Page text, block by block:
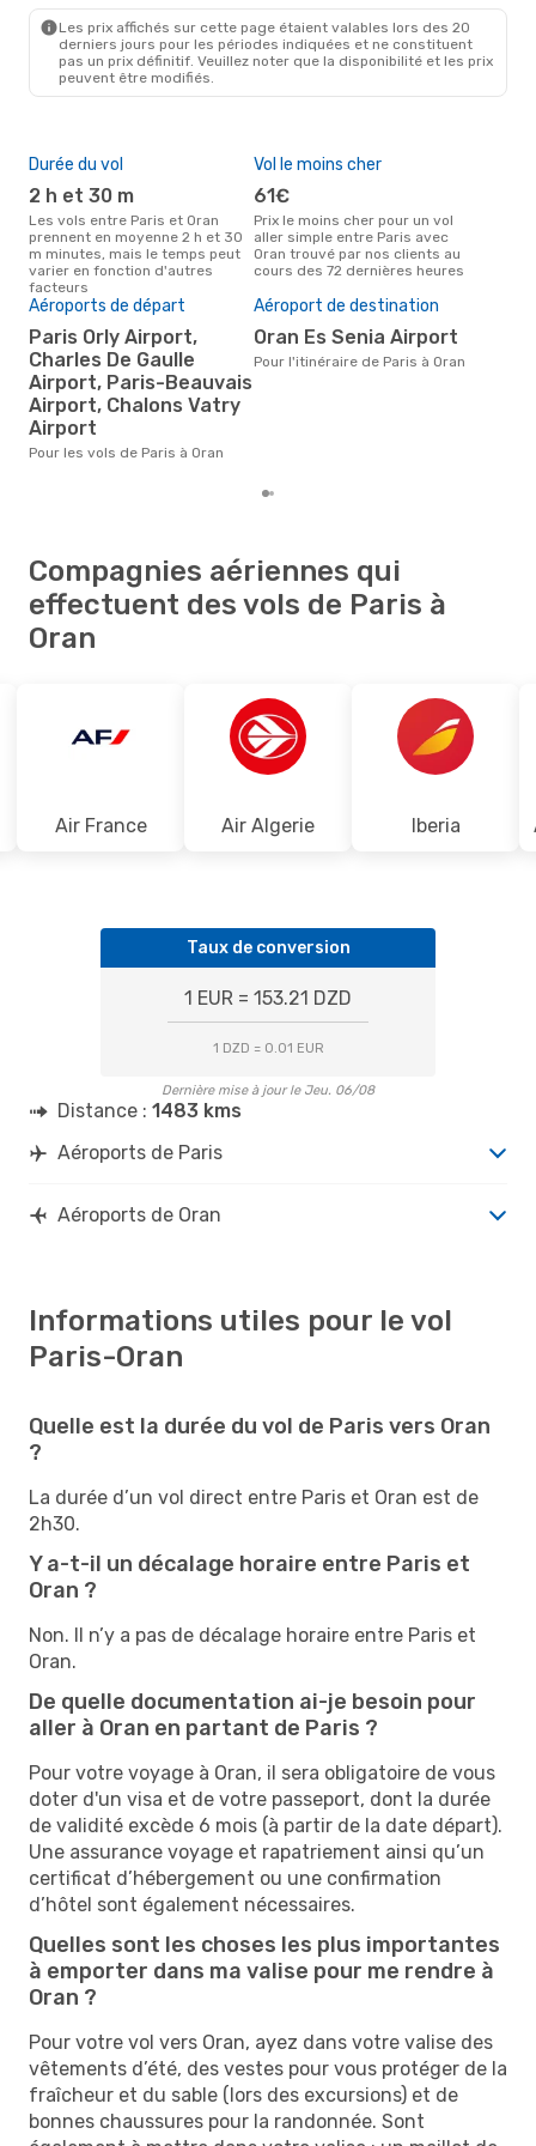
Les prix affichés sur cette page étaient valables lors des 20
derniers jours pour les périodes indiquées et ne constituent
pas un prix définitif. Veuillez noter que la disponibilité et les prix
peuvent être modifiés.
Durée du vol
2 h et 30 m
Les vols entre Paris et Oran
prennent en moyenne 2 h et 30
m minutes, mais le temps peut
varier en fonction d'autres
facteurs
Vol le moins cher
61€
Prix le moins cher pour un vol
aller simple entre Paris avec
Oran trouvé par nos clients au
cours des 72 dernières heures
Aéroports de départ
Paris Orly Airport,
Charles De Gaulle
Airport, Paris-Beauvais
Airport, Chalons Vatry
Airport
Pour les vols de Paris à Oran
Aéroport de destination
Oran Es Senia Airport
Pour l'itinéraire de Paris à Oran
Compagnies aériennes qui
effectuent des vols de Paris à
Oran
Air France Air Algerie Iberia
Taux de conversion
1 EUR = 153.21 DZD
1 DZD = 0.01 EUR
Dernière mise à jour le Jeu. 06/08
Distance : 1483 kms
Aéroports de Paris
Aéroports de Oran
Informations utiles pour le vol
Paris-Oran
Quelle est la durée du vol de Paris vers Oran
?
La durée d’un vol direct entre Paris et Oran est de
2h30.
Y a-t-il un décalage horaire entre Paris et
Oran ?
Non. Il n’y a pas de décalage horaire entre Paris et
Oran.
De quelle documentation ai-je besoin pour
aller à Oran en partant de Paris ?
Pour votre voyage à Oran, il sera obligatoire de vous
doter d'un visa et de votre passeport, dont la durée
de validité excède 6 mois (à partir de la date départ).
Une assurance voyage et rapatriement ainsi qu’un
certificat d’hébergement ou une confirmation
d’hôtel sont également nécessaires.
Quelles sont les choses les plus importantes
à emporter dans ma valise pour me rendre à
Oran ?
Pour votre vol vers Oran, ayez dans votre valise des
vêtements d’été, des vestes pour vous protéger de la
fraîcheur et du sable (lors des excursions) et de
bonnes chaussures pour la randonnée. Sont